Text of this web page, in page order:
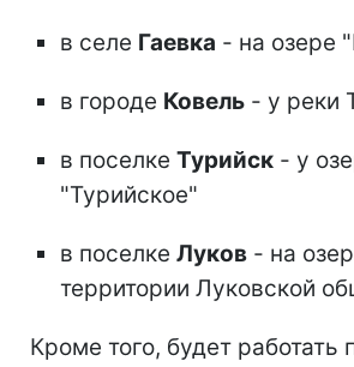
в селе Гаевка - на озере
в городе Ковель - у реки
в поселке Турийск - у
"Турийское"
в поселке Луков - на
территории Луковской
Кроме того, будет работать